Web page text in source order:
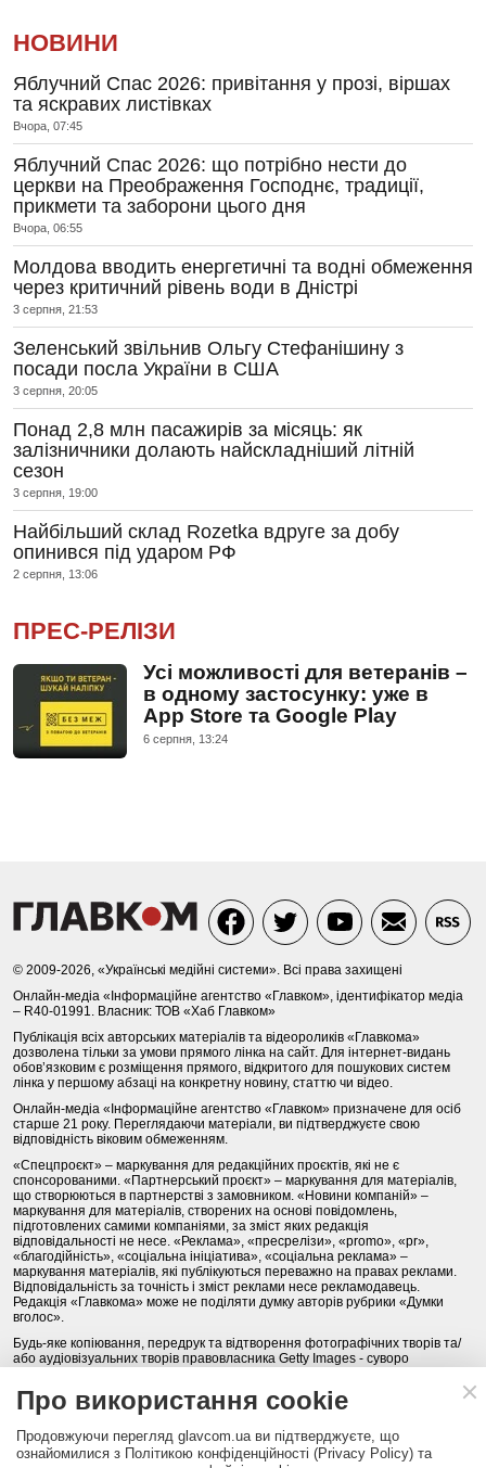
НОВИНИ
Яблучний Спас 2026: привітання у прозі, віршах
та яскравих листівках
Вчора, 07:45
Яблучний Спас 2026: що потрібно нести до
церкви на Преображення Господнє, традиції,
прикмети та заборони цього дня
Вчора, 06:55
Молдова вводить енергетичні та водні обмеження
через критичний рівень води в Дністрі
3 серпня, 21:53
Зеленський звільнив Ольгу Стефанішину з
посади посла України в США
3 серпня, 20:05
Понад 2,8 млн пасажирів за місяць: як
залізничники долають найскладніший літній
сезон
3 серпня, 19:00
Найбільший склад Rozetka вдруге за добу
опинився під ударом РФ
2 серпня, 13:06
ПРЕС-РЕЛІЗИ
Усі можливості для ветеранів –
в одному застосунку: уже в
App Store та Google Play
6 серпня, 13:24
© 2009-2026, «Українські медійні системи». Всі права захищені
Онлайн-медіа «Інформаційне агентство «Главком», ідентифікатор медіа
– R40-01991. Власник: ТОВ «Хаб Главком»
Публікація всіх авторських матеріалів та відеороликів «Главкома»
дозволена тільки за умови прямого лінка на сайт. Для інтернет-видань
обов’язковим є розміщення прямого, відкритого для пошукових систем
лінка у першому абзаці на конкретну новину, статтю чи відео.
Онлайн-медіа «Інформаційне агентство «Главком» призначене для осіб
старше 21 року. Переглядаючи матеріали, ви підтверджуєте свою
відповідність віковим обмеженням.
«Спецпроєкт» – маркування для редакційних проєктів, які не є
спонсорованими. «Партнерський проєкт» – маркування для матеріалів,
що створюються в партнерстві з замовником. «Новини компаній» –
маркування для матеріалів, створених на основі повідомлень,
підготовлених самими компаніями, за зміст яких редакція
відповідальності не несе. «Реклама», «пресрелізи», «promo», «pr»,
«благодійність», «соціальна ініціатива», «соціальна реклама» –
маркування матеріалів, які публікуються переважно на правах реклами.
Відповідальність за точність і зміст реклами несе рекламодавець.
Редакція «Главкома» може не поділяти думку авторів рубрики «Думки
вголос».
Будь-яке копіювання, передрук та відтворення фотографічних творів та/
або аудіовізуальних творів правовласника Getty Images - суворо
Політика конфіденційності (Privacy Policy). Правила сайту
КОНТАКТИ НАША КОМАНДА АРХІВ
Про використання cookie
Продовжуючи перегляд glavcom.ua ви підтверджуєте, що
ознайомилися з Політикою конфіденційності (Privacy Policy) та